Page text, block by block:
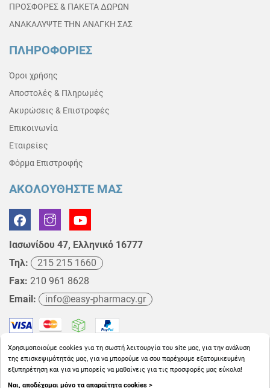
ΠΡΟΣΦΟΡΕΣ & ΠΑΚΕΤΑ ΔΩΡΩΝ
ΑΝΑΚΑΛΥΨΤΕ ΤΗΝ ΑΝΑΓΚΗ ΣΑΣ
ΠΛΗΡΟΦΟΡΙΕΣ
Όροι χρήσης
Αποστολές & Πληρωμές
Ακυρώσεις & Επιστροφές
Επικοινωνία
Εταιρείες
Φόρμα Επιστροφής
ΑΚΟΛΟΥΘΗΣΤΕ ΜΑΣ
Ιασωνίδου 47, Ελληνικό 16777
Τηλ:
215 215 1660
Fax: 210 961 8628
Email:
info@easy-pharmacy.gr
Χρησιμοποιούμε cookies για τη σωστή λειτουργία του site μας, για την ανάλυση
της επισκεψιμότητάς μας, για να μπορούμε να σου παρέχουμε εξατομικευμένη
εξυπηρέτηση και για να μπορείς να μαθαίνεις για τις προσφορές μας εύκολα!
Ναι, αποδέχομαι μόνο τα απαραίτητα cookies >